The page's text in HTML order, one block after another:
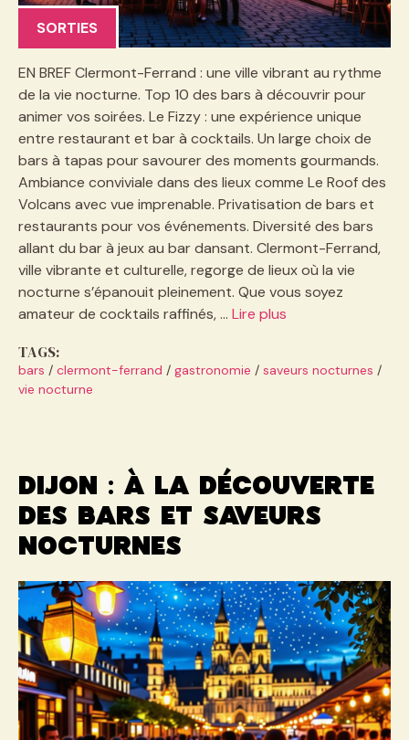
SORTIES
EN BREF Clermont-Ferrand : une ville vibrant au rythme
de la vie nocturne. Top 10 des bars à découvrir pour
animer vos soirées. Le Fizzy : une expérience unique
entre restaurant et bar à cocktails. Un large choix de
bars à tapas pour savourer des moments gourmands.
Ambiance conviviale dans des lieux comme Le Roof des
Volcans avec vue imprenable. Privatisation de bars et
restaurants pour vos événements. Diversité des bars
allant du bar à jeux au bar dansant. Clermont-Ferrand,
ville vibrante et culturelle, regorge de lieux où la vie
nocturne s’épanouit pleinement. Que vous soyez
amateur de cocktails raffinés, … Lire plus
TAGS:
bars / clermont-ferrand / gastronomie / saveurs nocturnes /
vie nocturne
Dijon : à la découverte
des bars et saveurs
nocturnes